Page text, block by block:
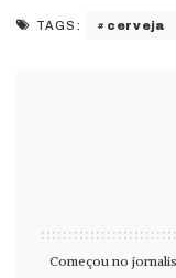
TAGS: cerveja
Começou no